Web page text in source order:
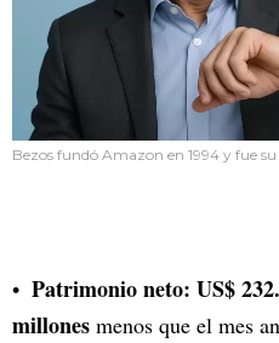
Bezos fundó Amazon en 1994 y fue
Patrimonio neto: US$
millones menos que el mes